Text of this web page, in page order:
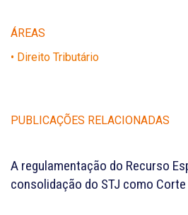
ÁREAS
• Direito Tributário
PUBLICAÇÕES RELACIONADAS
A regulamentação do Recurso
consolidação do STJ como